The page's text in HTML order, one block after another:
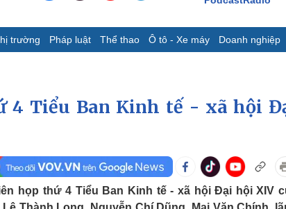
trường Pháp luật Thể thao Ô tô - Xe máy Doanh nghiệp
sống đó đây
sơ
Ảnh
E-Magazine
thao
đá
Ô tô - Xe máy
Ô tô
4 Tiểu Ban Kinh tế - xã hội
họp thứ 4 Tiểu Ban Kinh tế - xã hội Đại hội XIV